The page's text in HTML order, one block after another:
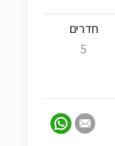
חדרים
5